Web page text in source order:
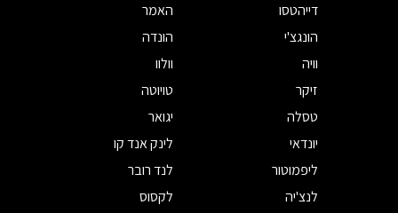
דייהטסו
האמר
הונגצ'י
הונדה
וויה
וולוו
זיקר
טויוטה
טסלה
יגואר
יונדאי
לינק אנד קו
ליפמוטור
לנד רובר
לנצ'יה
לקסוס